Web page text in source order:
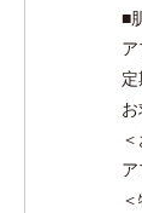
■